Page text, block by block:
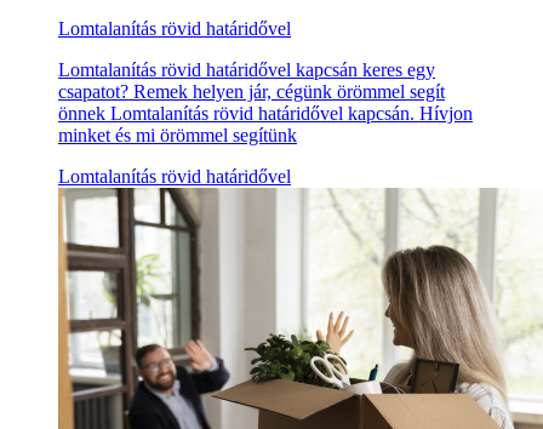
Lomtalanítás rövid határidővel
Lomtalanítás rövid határidővel kapcsán keres egy
csapatot? Remek helyen jár, cégünk örömmel segít
önnek Lomtalanítás rövid határidővel kapcsán. Hívjon
minket és mi örömmel segítünk
Lomtalanítás rövid határidővel